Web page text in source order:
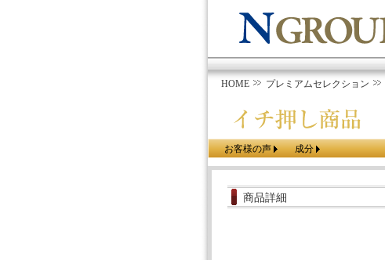
HOME プレミアムセレクション
お客様の声 成分
商品詳細